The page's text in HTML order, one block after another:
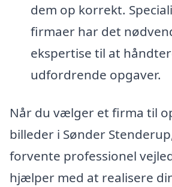
dem op korrekt.
firmaer har det
ekspertise til at
udfordrende opgaver.
Når du vælger et firma til
billeder i Sønder
forvente professionel
hjælper med at realisere